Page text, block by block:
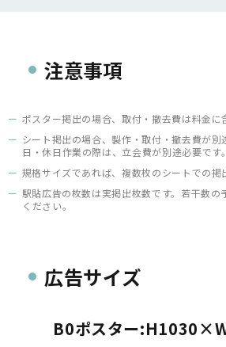
注意事項
ポスター掲出の場合、取付・撤去費は料金に
シート掲出の場合、製作・取付・撤去費が別
日・休日作業の際は、立会費が別途必要です。
規格サイズであれば、複数枚のシートでの掲
駅貼広告の枚数は実掲出枚数です。若干数の
ください。
広告サイズ
B0ポスター